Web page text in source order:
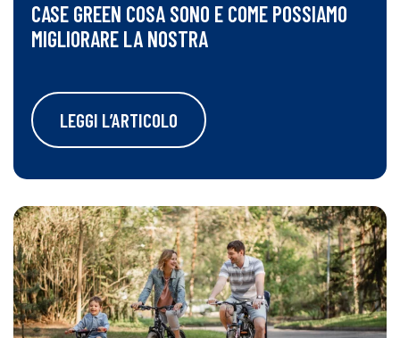
CASE GREEN COSA SONO E COME POSSIAMO
MIGLIORARE LA NOSTRA
LEGGI L’ARTICOLO